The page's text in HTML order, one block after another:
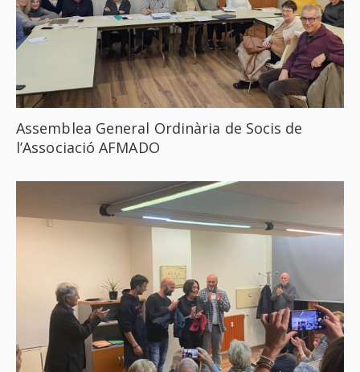
Assemblea General Ordinària de Socis de
l’Associació AFMADO